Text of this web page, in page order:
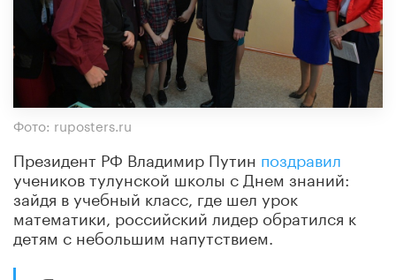
Фото: ruposters.ru
Президент РФ Владимир Путин поздравил
учеников тулунской школы с Днем знаний:
зайдя в учебный класс, где шел урок
математики, российский лидер обратился к
детям с небольшим напутствием.